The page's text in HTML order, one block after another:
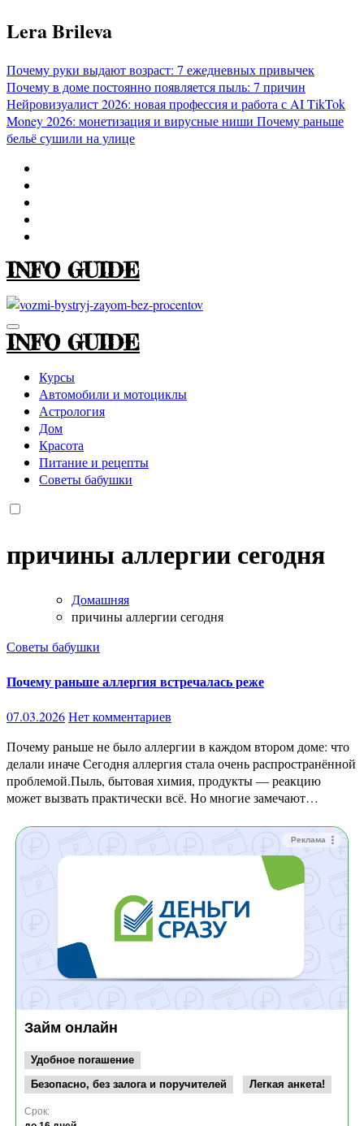
Перейти
к
Lera Brileva
Почему руки выдают возраст: 7 ежедневных привычек
Почему в доме постоянно появляется пыль: 7 причин
Нейровизуалист 2026: новая профессия и работа с AITikTok
Money 2026: монетизация и вирусные ниши Почему раньше
бельё сушили на улице
INFO GUIDE
INFO GUIDE
Курсы
Автомобили и мотоциклы
Астрология
Дом
Красота
Питание и рецепты
Советы бабушки
причины аллергии сегодня
Домашняя
причины аллергии сегодня
Советы бабушки
Почему раньше аллергия встречалась реже
07.03.2026Нет комментариев
Почему раньше не было аллергии в каждом втором доме: что
делали иначе Сегодня аллергия стала очень распространённой
проблемой.Пыль, бытовая химия, продукты — реакцию
может вызвать практически всё. Но многие замечают…
Реклама
Займ онлайн
Удобное погашение
Безопасно, без залога и поручителей
Легкая анкета!
Срок: